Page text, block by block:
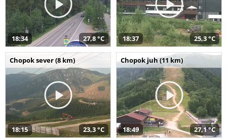
18:34 27,8 °C 18:37 25,3 °C
Chopok sever (8 km)
18:15 23,3 °C
Chopok juh (11 km)
18:49 27,1 °C